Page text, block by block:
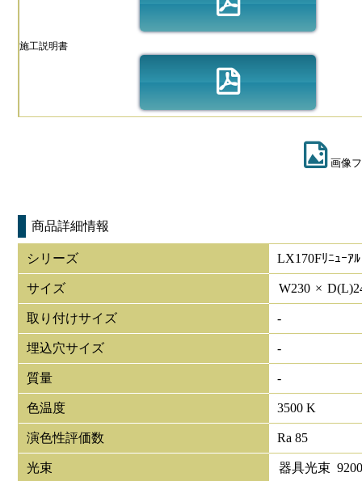
施工説明書
画像
商品詳細情報
シリーズ LX170Fﾘﾆｭｰｱﾙ
サイズ W230 × D(L)
取り付けサイズ -
埋込穴サイズ -
質量 -
色温度 3500 K
演色性評価数 Ra 85
光束 器具光束